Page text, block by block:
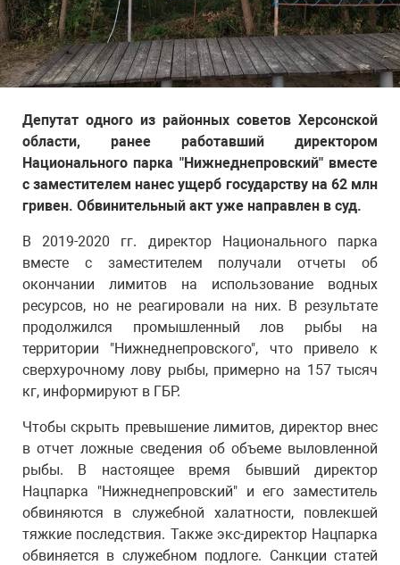
Депутат одного из районных советов Херсонской
области, ранее работавший директором
Национального парка "Нижнеднепровский" вместе
с заместителем нанес ущерб государству на 62 млн
гривен. Обвинительный акт уже направлен в суд.
В 2019-2020 гг. директор Национального парка
вместе с заместителем получали отчеты об
окончании лимитов на использование водных
ресурсов, но не реагировали на них. В результате
продолжился промышленный лов рыбы на
территории "Нижнеднепровского", что привело к
сверхурочному лову рыбы, примерно на 157 тысяч
кг, информируют в ГБР.
Чтобы скрыть превышение лимитов, директор внес
в отчет ложные сведения об объеме выловленной
рыбы. В настоящее время бывший директор
Нацпарка "Нижнеднепровский" и его заместитель
обвиняются в служебной халатности, повлекшей
тяжкие последствия. Также экс-директор Нацпарка
обвиняется в служебном подлоге. Санкции статей